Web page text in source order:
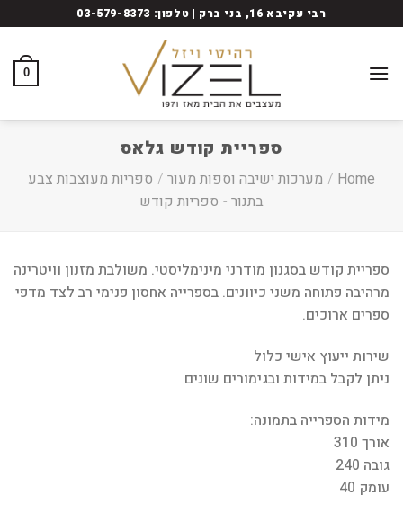
to
רבי עקיבא 16, בני ברק | טלפון: 03-579-8373
0
ספריית קודש גלאס
Home
/ מערכות ישיבה וספות מעור / ספריות מעוצבות צבע
בתנור - ספריות קודש
ספריית קודש בסגנון מודרני מינימליסטי. משולבת מזנון וויטרינה
מרהיבה פתוחה משני כיוונים. בספרייה אחסון פנימי רב לצד מדפי
ספרים ארוכים.
שירות ייעוץ אישי כלול
ניתן לקבל במידות ובגימורים שונים
מידות הספרייה בתמונה:
אורך 310
גובה 240
עומק 40